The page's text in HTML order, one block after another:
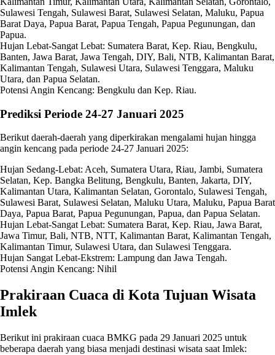
Sulawesi Tengah, Sulawesi Barat, Sulawesi Selatan, Maluku, Papua
Barat Daya, Papua Barat, Papua Tengah, Papua Pegunungan, dan
Papua.
Hujan Lebat-Sangat Lebat: Sumatera Barat, Kep. Riau, Bengkulu,
Banten, Jawa Barat, Jawa Tengah, DIY, Bali, NTB, Kalimantan Barat,
Kalimantan Tengah, Sulawesi Utara, Sulawesi Tenggara, Maluku
Utara, dan Papua Selatan.
Potensi Angin Kencang: Bengkulu dan Kep. Riau.
Prediksi Periode 24-27 Januari 2025
Berikut daerah-daerah yang diperkirakan mengalami hujan hingga
angin kencang pada periode 24-27 Januari 2025:
Hujan Sedang-Lebat: Aceh, Sumatera Utara, Riau, Jambi, Sumatera
Selatan, Kep. Bangka Belitung, Bengkulu, Banten, Jakarta, DIY,
Kalimantan Utara, Kalimantan Selatan, Gorontalo, Sulawesi Tengah,
Sulawesi Barat, Sulawesi Selatan, Maluku Utara, Maluku, Papua Barat
Daya, Papua Barat, Papua Pegunungan, Papua, dan Papua Selatan.
Hujan Lebat-Sangat Lebat: Sumatera Barat, Kep. Riau, Jawa Barat,
Jawa Timur, Bali, NTB, NTT, Kalimantan Barat, Kalimantan Tengah,
Kalimantan Timur, Sulawesi Utara, dan Sulawesi Tenggara.
Hujan Sangat Lebat-Ekstrem: Lampung dan Jawa Tengah.
Potensi Angin Kencang: Nihil
Prakiraan Cuaca di Kota Tujuan Wisata
Imlek
Berikut ini prakiraan cuaca BMKG pada 29 Januari 2025 untuk
beberapa daerah yang biasa menjadi destinasi wisata saat Imlek: